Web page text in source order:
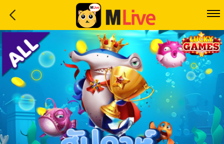
Home
Event
LuckyGame
WinwinCoin
Debit
Mdoll